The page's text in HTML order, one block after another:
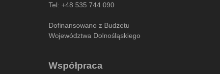
Tel: +48 535 744 090
Dofinansowano z Budżetu
Województwa Dolnośląskiego
Współpraca